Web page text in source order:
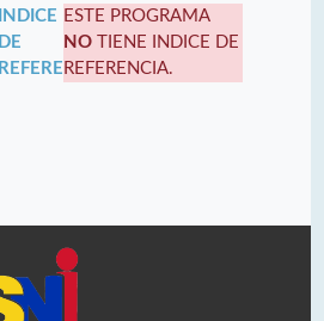
INDICE
DE
REFERENCIA:
ESTE PROGRAMA
NO TIENE INDICE DE
REFERENCIA.